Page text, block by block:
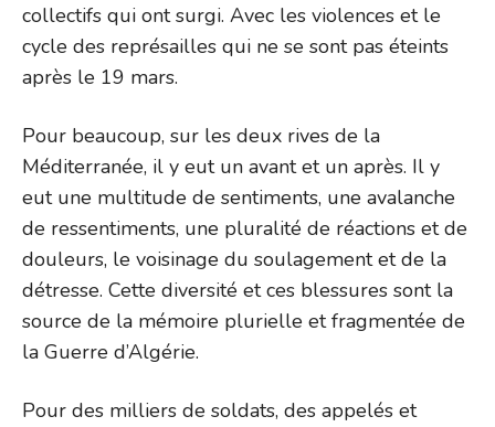
collectifs qui ont surgi. Avec les violences et le
cycle des représailles qui ne se sont pas éteints
après le 19 mars.
Pour beaucoup, sur les deux rives de la
Méditerranée, il y eut un avant et un après. Il y
eut une multitude de sentiments, une avalanche
de ressentiments, une pluralité de réactions et de
douleurs, le voisinage du soulagement et de la
détresse. Cette diversité et ces blessures sont la
source de la mémoire plurielle et fragmentée de
la Guerre d’Algérie.
Pour des milliers de soldats, des appelés et